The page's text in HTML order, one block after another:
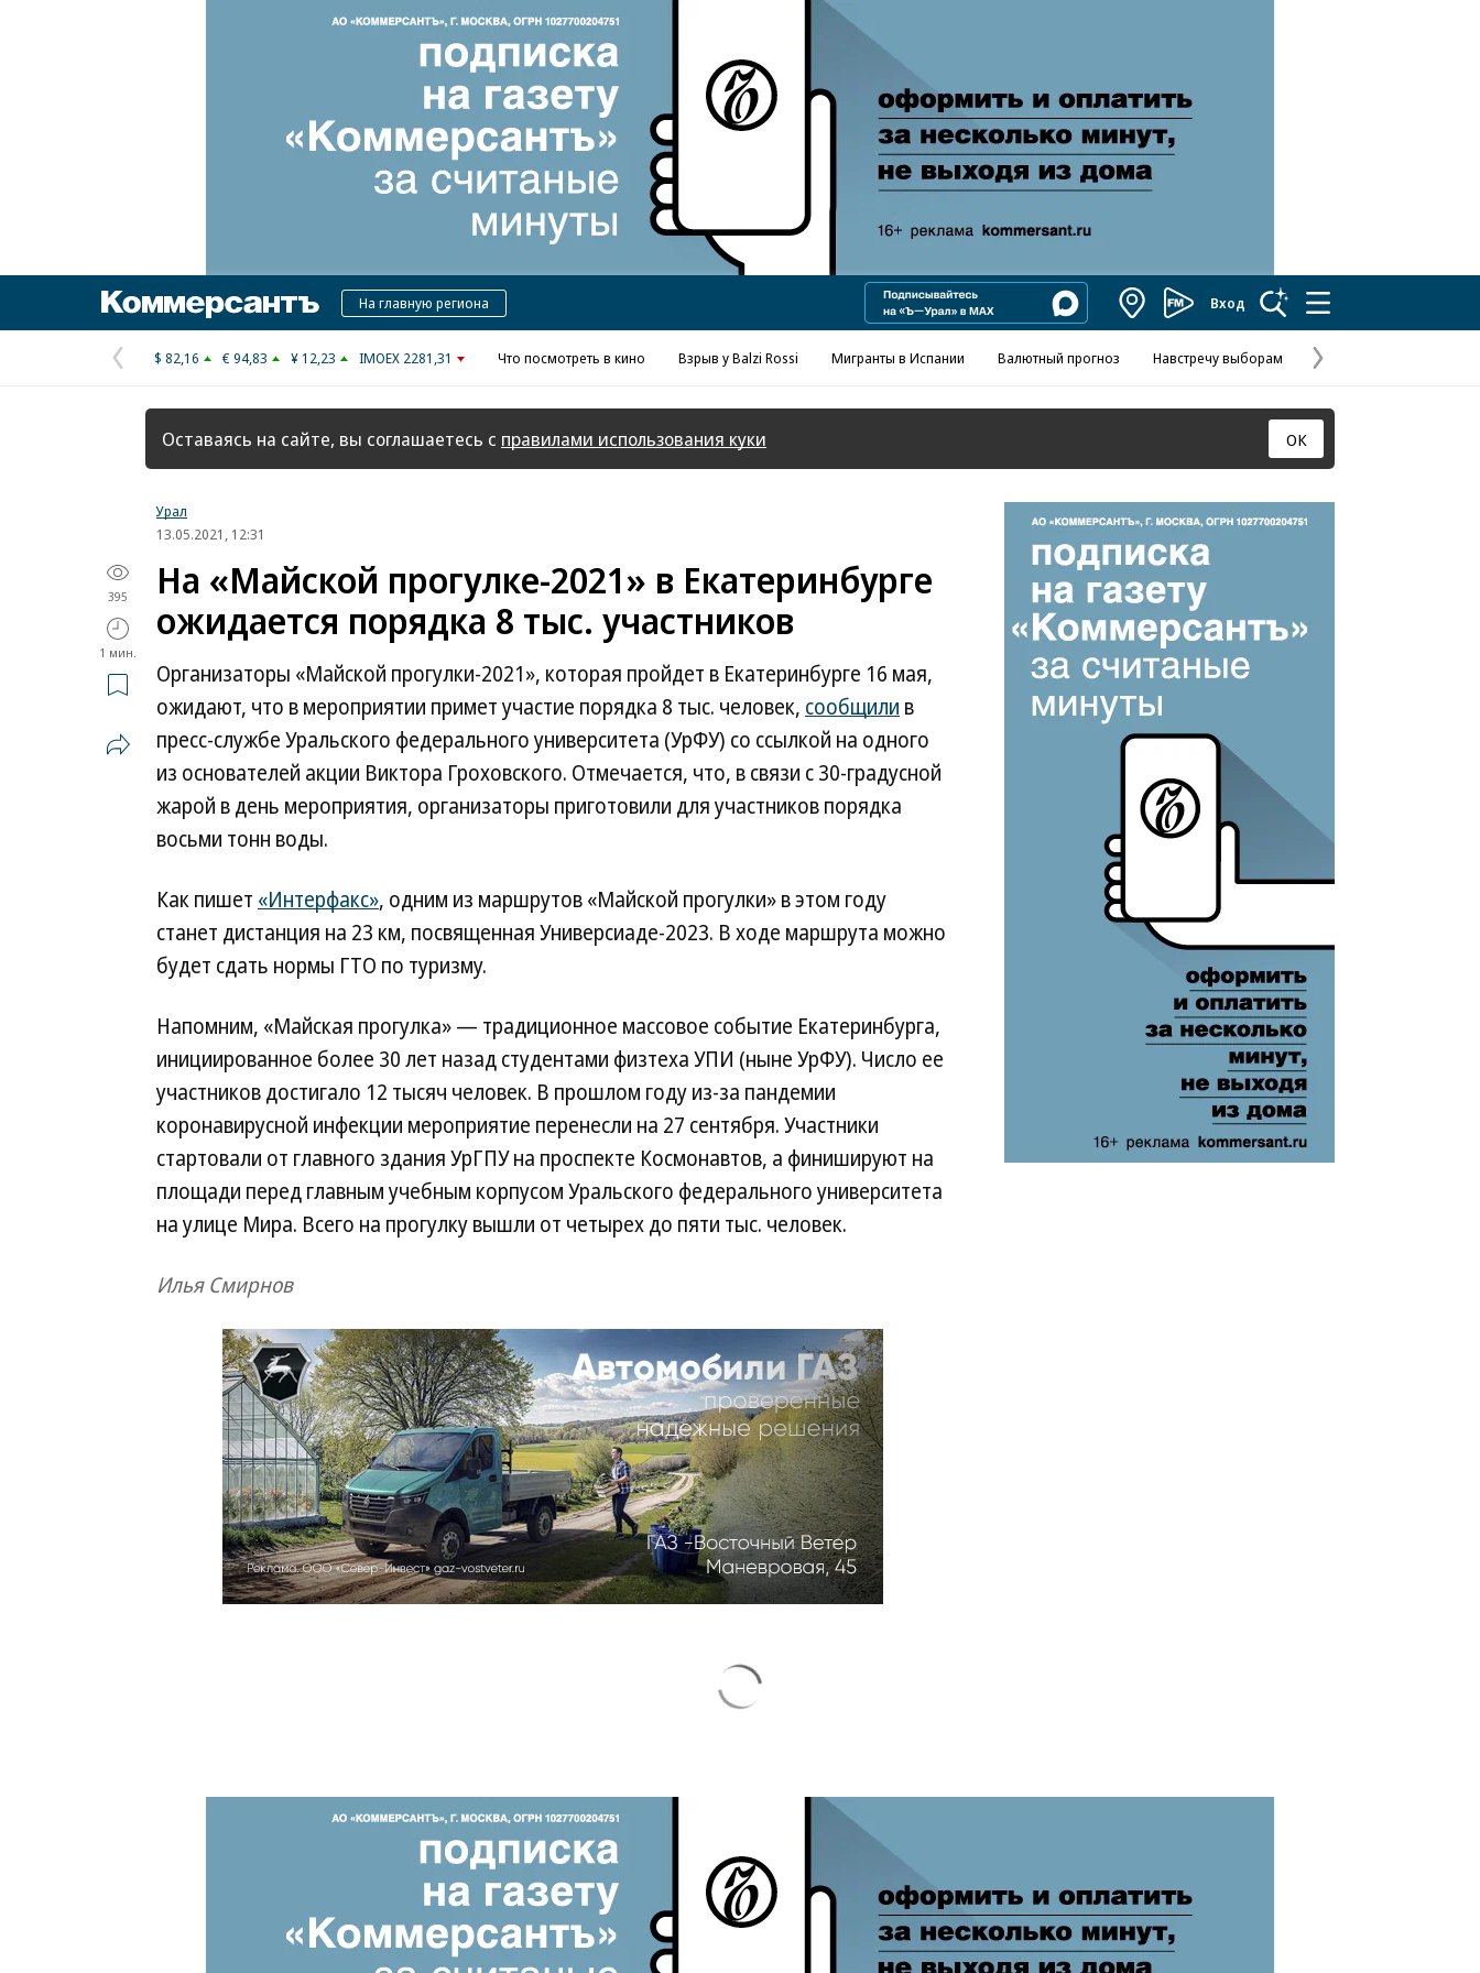
Реклама в «Ъ» www.kommersant.ru/ad
КоммерсантъНа главную региона
КоммерсантъВход
Предыдущая
страница
$ 82,16 € 94,83 ¥ 12,23 IMOEX 2281,31 Что посмотреть в кино Взрыв у Balzi Rossi Мигранты в Испании Валютный прогноз Навстречу выборам
Следующая
страница
Оставаясь на сайте, вы соглашаетесь с правилами использования куки ОК
Урал
13.05.2021, 12:31
395
1 мин.
На «Майской прогулке-2021» в Екатеринбурге
ожидается порядка 8 тыс. участников
Организаторы «Майской прогулки-2021», которая пройдет в Екатеринбурге 16 мая,
ожидают, что в мероприятии примет участие порядка 8 тыс. человек, сообщили в
пресс-службе Уральского федерального университета (УрФУ) со ссылкой на одного
из основателей акции Виктора Гроховского. Отмечается, что, в связи с 30-градусной
жарой в день мероприятия, организаторы приготовили для участников порядка
восьми тонн воды.
Как пишет «Интерфакс», одним из маршрутов «Майской прогулки» в этом году
станет дистанция на 23 км, посвященная Универсиаде-2023. В ходе маршрута можно
будет сдать нормы ГТО по туризму.
Напомним, «Майская прогулка» — традиционное массовое событие Екатеринбурга,
инициированное более 30 лет назад студентами физтеха УПИ (ныне УрФУ). Число ее
участников достигало 12 тысяч человек. В прошлом году из-за пандемии
коронавирусной инфекции мероприятие перенесли на 27 сентября. Участники
стартовали от главного здания УрГПУ на проспекте Космонавтов, а финишируют на
площади перед главным учебным корпусом Уральского федерального университета
на улице Мира. Всего на прогулку вышли от четырех до пяти тыс. человек.
Илья Смирнов